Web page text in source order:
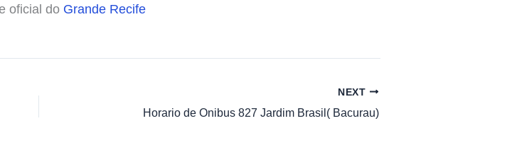
oficial do Grande Recife
NEXT
Horario de Onibus 827 Jardim Brasil( Bacurau)